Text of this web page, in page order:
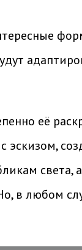
её
света,
в любом